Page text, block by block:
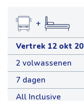
+
Vertrek 12 okt
2 volwassenen
7 dagen
All Inclusive